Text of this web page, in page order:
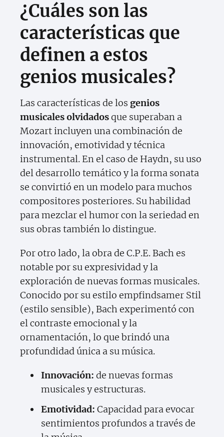
¿Cuáles son las
características que
definen a estos
genios musicales?
Las características de los genios
musicales olvidadosque superaban a
Mozart incluyen una combinación de
innovación, emotividad y técnica
instrumental. En el caso de Haydn, su uso
del desarrollo temático y la forma sonata
se convirtió en un modelo para muchos
compositores posteriores. Su habilidad
para mezclar el humor con la seriedad en
sus obras también lo distingue.
Por otro lado, la obra de C.P.E. Bach es
notable por su expresividad y la
exploración de nuevas formas musicales.
Conocido por su estilo empfindsamer Stil
(estilo sensible), Bach experimentó con
el contraste emocional y la
ornamentación, lo que brindó una
profundidad única a su música.
Innovación: de nuevas formas
musicales y estructuras.
Emotividad: Capacidad para evocar
sentimientos profundos a través de